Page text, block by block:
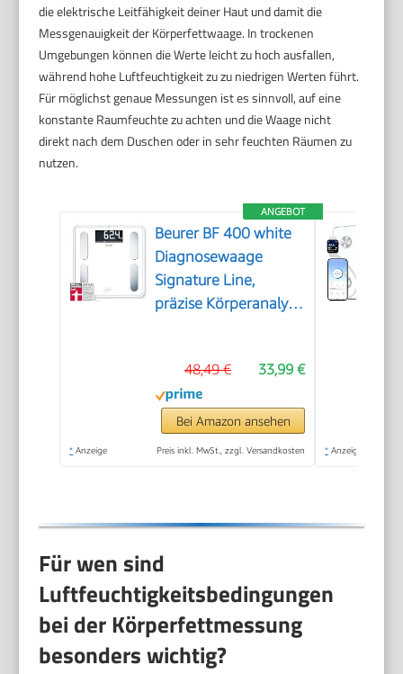
die elektrische Leitfähigkeit deiner Haut und damit die
Messgenauigkeit der Körperfettwaage. In trockenen
Umgebungen können die Werte leicht zu hoch ausfallen,
während hohe Luftfeuchtigkeit zu zu niedrigen Werten führt.
Für möglichst genaue Messungen ist es sinnvoll, auf eine
konstante Raumfeuchte zu achten und die Waage nicht
direkt nach dem Duschen oder in sehr feuchten Räumen zu
nutzen.
ANGEBOT
Beurer BF 400 white
Diagnosewaage
Signature Line,
präzise Körperanalyse
großem Invers-LCD-
Display, Tragkraft bis
200 kg
33,99 €
48,49 €
Bei Amazon ansehen
* Anzeige Preis inkl. MwSt., zzgl. Versandkosten * Anzeige
Für wen sind
Luftfeuchtigkeitsbedingungen
bei der Körperfettmessung
besonders wichtig?